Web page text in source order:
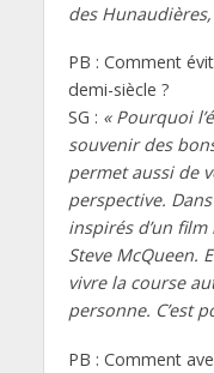
des
PB : Comment
demi-siècle ?
SG : « Pourquoi
souvenir des
permet aussi de
perspective.
inspirés d’un
Steve McQueen.
vivre la course
personne. C’est
PB : Comment